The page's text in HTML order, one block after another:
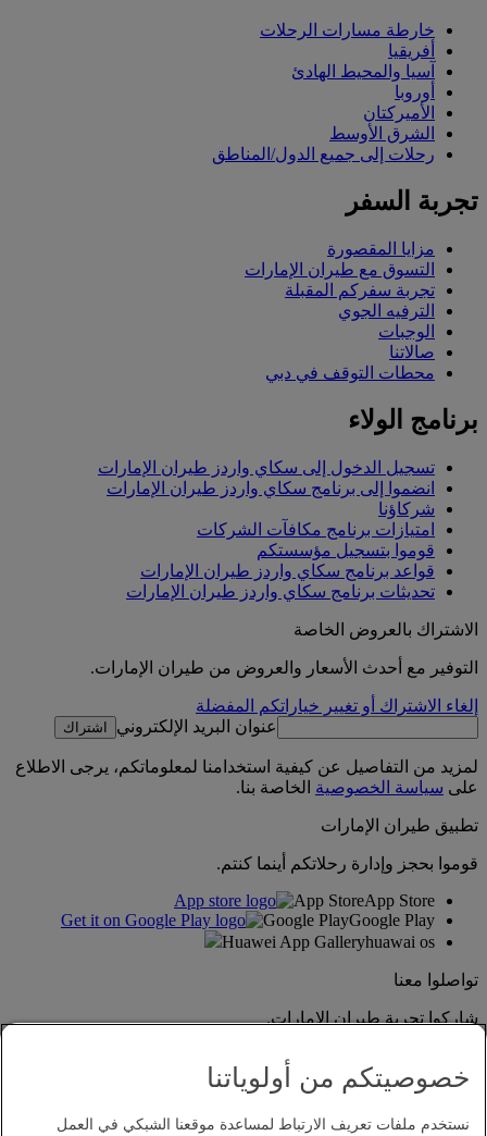
خارطة مسارات الرحلات
أفريقيا
آسيا والمحيط الهادئ
أوروبا
الأميركتان
الشرق الأوسط
رحلات إلى جميع الدول/المناطق
تجربة السفر
مزايا المقصورة
التسوق مع طيران الإمارات
تجربة سفركم المقبلة
الترفيه الجوي
الوجبات
صالاتنا
محطات التوقف في دبي
برنامج الولاء
تسجيل الدخول إلى سكاي واردز طيران الإمارات
انضموا إلى برنامج سكاي واردز طيران الإمارات
شركاؤنا
امتيازات برنامج مكافآت الشركات
قوموا بتسجيل مؤسستكم
قواعد برنامج سكاي واردز طيران الإمارات
تحديثات برنامج سكاي واردز طيران الإمارات
الاشتراك بالعروض الخاصة
التوفير مع أحدث الأسعار والعروض من طيران الإمارات.
إلغاء الاشتراك أو تغيير خياراتكم المفضلة
عنوان البريد الإلكتروني
اشتراك
لمزيد من التفاصيل عن كيفية استخدامنا لمعلوماتكم، يرجى الاطلاع
على سياسة الخصوصية الخاصة بنا.
تطبيق طيران الإمارات
قوموا بحجز وإدارة رحلاتكم أينما كنتم.
App StoreApp Store
Google PlayGoogle Play
Huawei App Galleryhuawai os
تواصلوا معنا
شاركوا تجربة طيران الإمارات.
خصوصيتكم من أولوياتنا
نستخدم ملفات تعريف الارتباط لمساعدة موقعنا الشبكي في العمل